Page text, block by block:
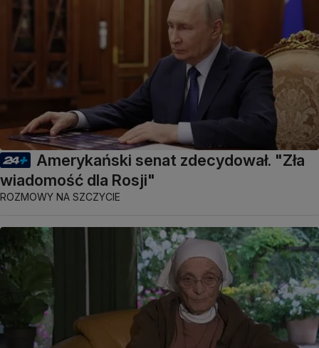
Amerykański senat zdecydował. "Zła
wiadomość dla Rosji"
ROZMOWY NA SZCZYCIE